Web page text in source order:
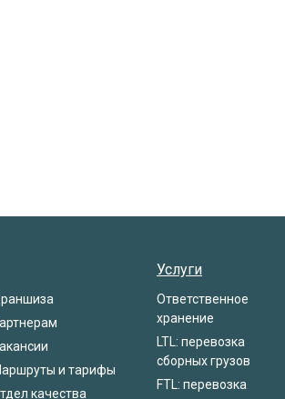
и тарифы
качества
Услуги
Ответственное
хранение
LTL: перевозка
сборных грузов
FTL: перевозка